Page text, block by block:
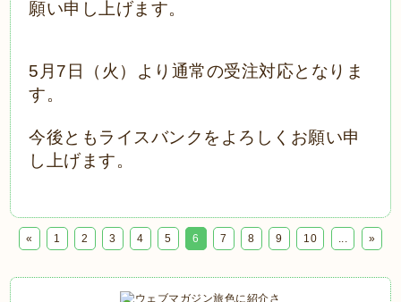
願い申し上げます。
5月7日（火）より通常の受注対応となりま
す。
今後ともライスバンクをよろしくお願い申
し上げます。
« 1 2 3 4 5 6 7 8 9 10 ... »